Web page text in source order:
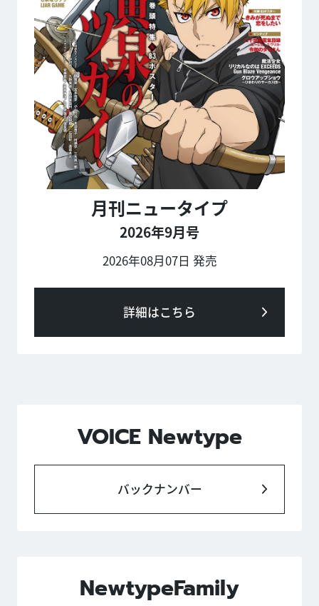
月刊ニュータイプ
2026年9月号
2026年08月07日 発売
詳細はこちら
VOICE Newtype
バックナンバー
NewtypeFamily